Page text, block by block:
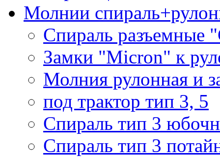
Молнии
Спираль разъемные
Замки "Micron" к
Молния рулонная и
под трактор тип 3, 5
Спираль тип 3
Спираль тип 3